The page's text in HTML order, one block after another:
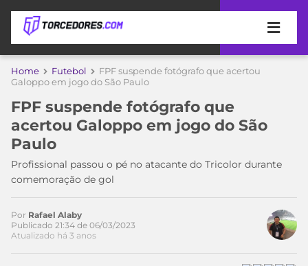
APOSTAS
DE
APOSTA
MELHORES
SITES
DE
APOSTAS
2026
COPA
DO
MUNDO
TIMES
MEU
TIME
CAMPEONATOS
Home Futebol
FPF suspende fotógrafo que acertou
Galoppo em jogo do São Paulo
FPF suspende fotógrafo que
acertou Galoppo em jogo do São
Paulo
Profissional passou o pé no atacante do Tricolor durante
comemoração de gol
Acesse o perfil do autor
no Twitter
Por Rafael Alaby
Publicado 21:34 de 06/03/2023
Atualizado há 3 anos